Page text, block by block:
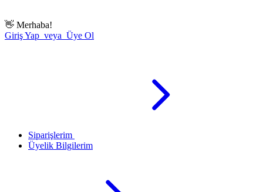
👋 Merhaba!
Giriş Yap veya Üye Ol
Siparişlerim
Üyelik Bilgilerim